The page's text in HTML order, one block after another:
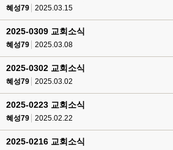
혜성79 2025.03.15
2025-0309 교회소식
혜성79 2025.03.08
2025-0302 교회소식
혜성79 2025.03.02
2025-0223 교회소식
혜성79 2025.02.22
2025-0216 교회소식